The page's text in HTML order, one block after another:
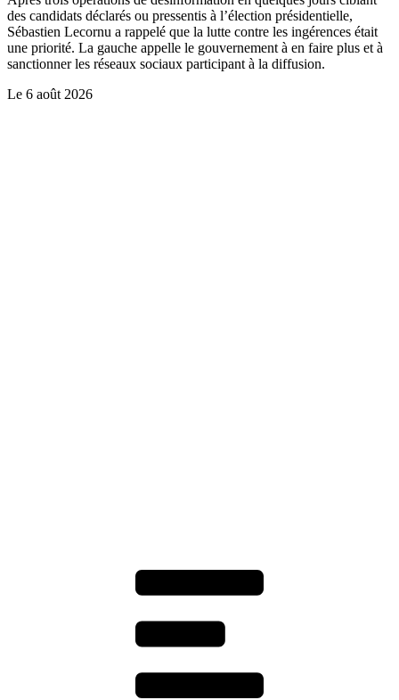
des candidats déclarés ou pressentis à l’élection présidentielle,
Sébastien Lecornu a rappelé que la lutte contre les ingérences était
une priorité. La gauche appelle le gouvernement à en faire plus et à
sanctionner les réseaux sociaux participant à la diffusion.
Le 6 août 2026